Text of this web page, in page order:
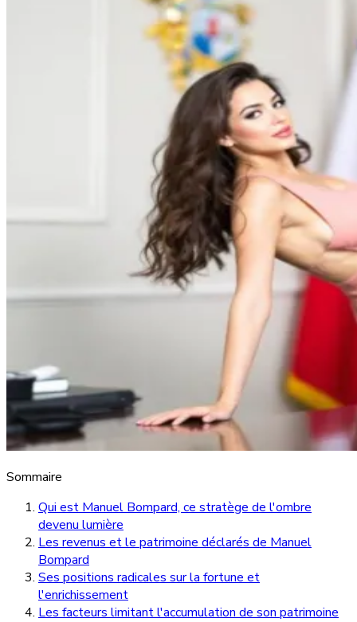
Sommaire
Qui est Manuel Bompard, ce stratège de l'ombre
devenu lumière
Les revenus et le patrimoine déclarés de Manuel
Bompard
Ses positions radicales sur la fortune et
l'enrichissement
Les facteurs limitant l'accumulation de son patrimoine